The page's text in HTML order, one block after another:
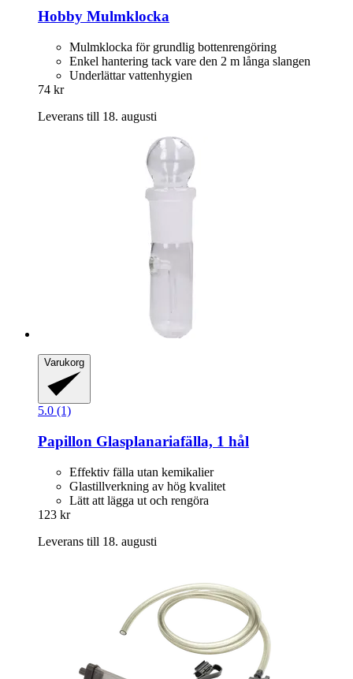
Hobby Mulmklocka
Mulmklocka för grundlig bottenrengöring
Enkel hantering tack vare den 2 m långa slangen
Underlättar vattenhygien
74 kr
Leverans till 18. augusti
Varukorg
5.0 (1)
Papillon Glasplanariafälla, 1 hål
Effektiv fälla utan kemikalier
Glastillverkning av hög kvalitet
Lätt att lägga ut och rengöra
123 kr
Leverans till 18. augusti